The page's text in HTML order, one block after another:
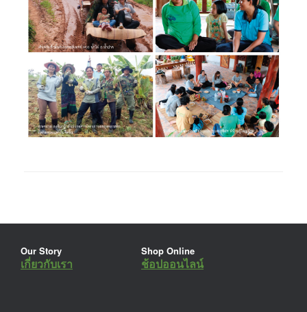
Our Story
เกี่ยวกับเรา
Shop Online
ช้อปออนไลน์